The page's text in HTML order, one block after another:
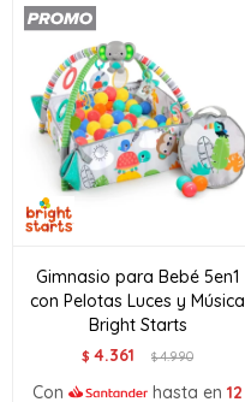
Gimnasio para Bebé 5en1
con Pelotas Luces y Música
Bright Starts
$ 4.361 $4.990
Con hasta en 12